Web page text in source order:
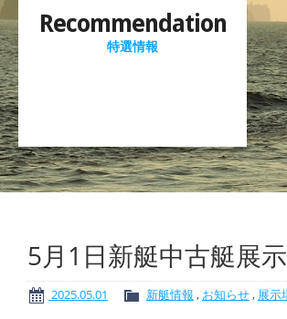
Recommendation
特選情報
5月1日新艇中古艇展
2025.05.01 新艇情報 , お知らせ, 展示